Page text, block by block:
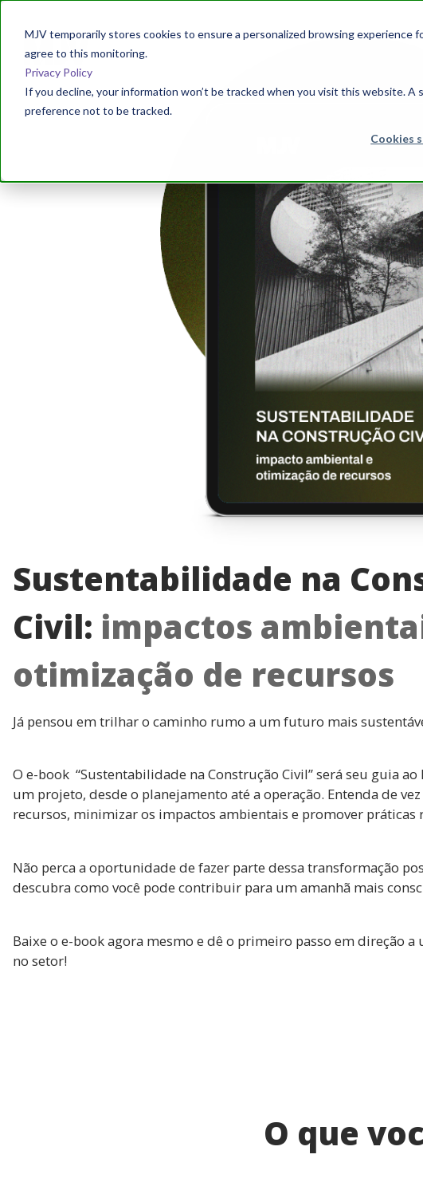
MJV temporarily stores cookies to ensure a personalized browsing experience
agree to this monitoring.
Privacy Policy
If you decline, your information won’t be tracked when you visit this website.
preference not to be tracked.
Cookies
Sustentabilidade na
Civil: impactos
otimização de recursos
Já pensou em trilhar o caminho rumo a um futuro mais
O e-book “Sustentabilidade na Construção Civil” será seu guia
um projeto, desde o planejamento até a operação. Entenda de
recursos, minimizar os impactos ambientais e promover práticas
Não perca a oportunidade de fazer parte dessa transformação
descubra como você pode contribuir para um amanhã mais
Baixe o e-book agora mesmo e dê o primeiro passo em direção
no setor!
O que